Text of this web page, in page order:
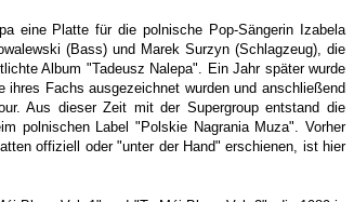
eine Platte für die polnische Pop-Sängerin Izabela
(Bass) und Marek Surzyn (Schlagzeug), die
Album "Tadeusz Nalepa". Ein Jahr später wurde
Fachs ausgezeichnet wurden und anschließend
Aus dieser Zeit mit der Supergroup entstand die
polnischen Label "Polskie Nagrania Muza". Vorher
offiziell oder "unter der Hand" erschienen, ist hier